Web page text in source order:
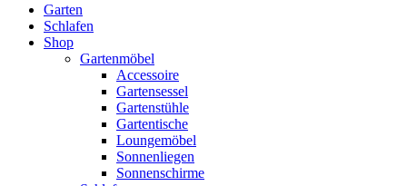
Garten
Schlafen
Shop
Gartenmöbel
Accessoire
Gartensessel
Gartenstühle
Gartentische
Loungemöbel
Sonnenliegen
Sonnenschirme